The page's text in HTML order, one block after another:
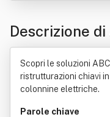
Descrizione
Scopri le soluzioni
ristrutturazioni chiavi
colonnine elettriche.
Parole chiave